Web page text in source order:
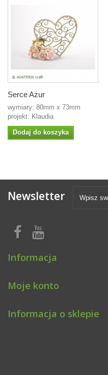
Serce Ażur
wymiary: 80mm x 73mm
projekt: Klaudia
Dodaj do koszyka
Newsletter
Informacja
Moje konto
Informacja o sklepie